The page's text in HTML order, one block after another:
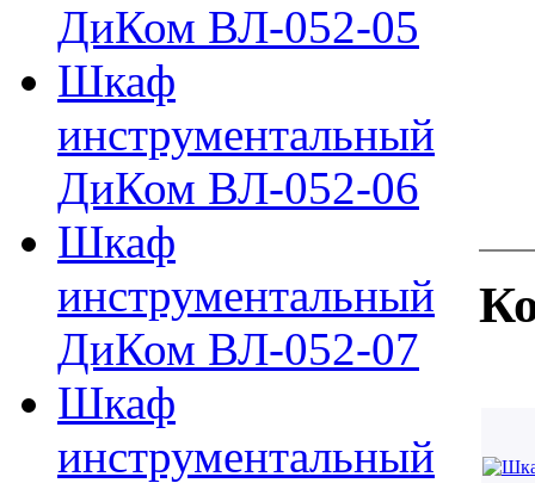
ДиКом ВЛ-052-05
Шкаф
инструментальный
ДиКом ВЛ-052-06
Шкаф
инструментальный
ДиКом ВЛ-052-07
Шкаф
инструментальный